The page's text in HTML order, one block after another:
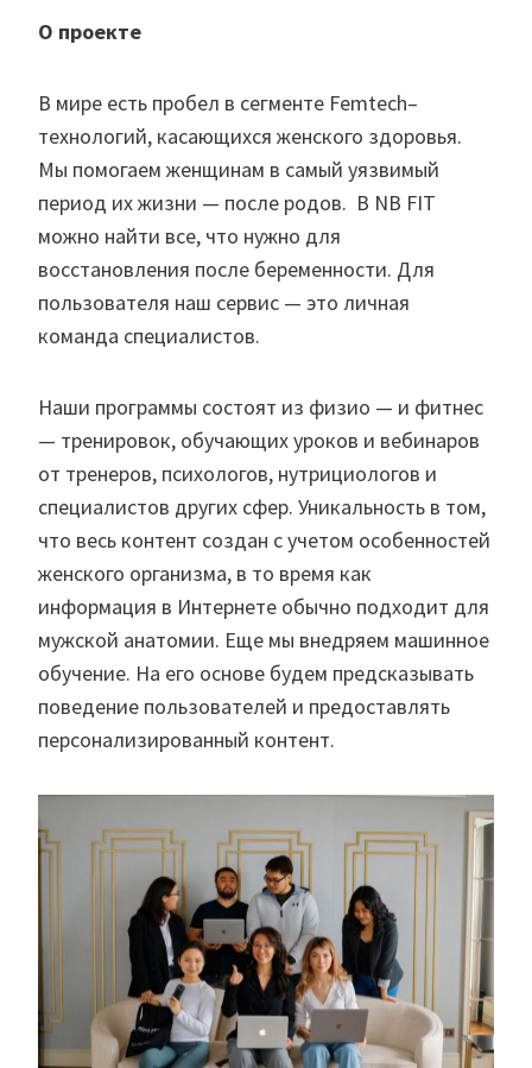
О проекте
В мире есть пробел в сегменте Femtech–
технологий, касающихся женского здоровья.
Мы помогаем женщинам в самый уязвимый
период их жизни — после родов. В NB FIT
можно найти все, что нужно для
восстановления после беременности. Для
пользователя наш сервис — это личная
команда специалистов.
Наши программы состоят из физио — и фитнес
— тренировок, обучающих уроков и вебинаров
от тренеров, психологов, нутрициологов и
специалистов других сфер. Уникальность в том,
что весь контент создан с учетом особенностей
женского организма, в то время как
информация в Интернете обычно подходит для
мужской анатомии. Еще мы внедряем машинное
обучение. На его основе будем предсказывать
поведение пользователей и предоставлять
персонализированный контент.